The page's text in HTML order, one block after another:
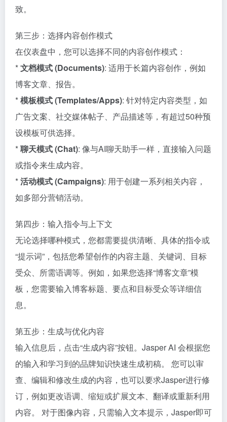
致。
第三步：选择内容创作模式
在仪表盘中，您可以选择不同的内容创作模式：
*文档模式 (Documents): 适用于长篇内容创作，例如
博客文章、报告。
*模板模式 (Templates/Apps): 针对特定内容类型，如
广告文案、社交媒体帖子、产品描述等，有超过50种预
设模板可供选择。
*聊天模式 (Chat): 像与AI聊天助手一样，直接输入问题
或指令来生成内容。
*活动模式 (Campaigns): 用于创建一系列相关内容，
如多部分营销活动。
第四步：输入指令与上下文
无论选择哪种模式，您都需要提供清晰、具体的指令或
“提示词”，包括您希望创作的内容主题、关键词、目标
受众、所需语调等。例如，如果您选择“博客文章”模
板，您需要输入博客标题、要点和目标受众等详细信
息。
第五步：生成与优化内容
输入信息后，点击“生成内容”按钮。Jasper AI 会根据您
的输入和学习到的品牌知识快速生成初稿。 您可以审
查、编辑和修改生成的内容，也可以要求Jasper进行修
订，例如更改语调、缩短或扩展文本、翻译或重新利用
内容。 对于图像内容，只需输入文本提示，Jasper即可